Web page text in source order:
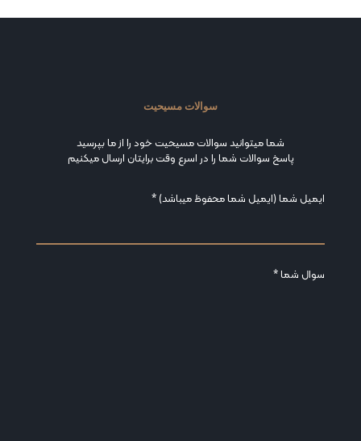
سوالات مسیحیت
شما میتوانید سوالات مسیحیت خود را از ما بپرسید
پاسخ سوالات شما را در اسرع وقت برایتان ارسال میکنیم
ایمیل شما (ایمیل شما محفوظ میباشد) *
سوال شما *